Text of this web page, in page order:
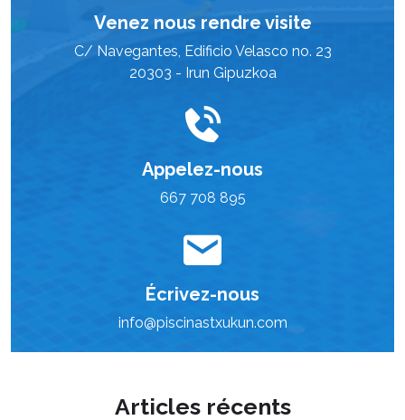
Venez nous rendre visite
C/ Navegantes, Edificio Velasco no. 23
20303 - Irun Gipuzkoa
Appelez-nous
667 708 895
Écrivez-nous
info@piscinastxukun.com
Articles récents